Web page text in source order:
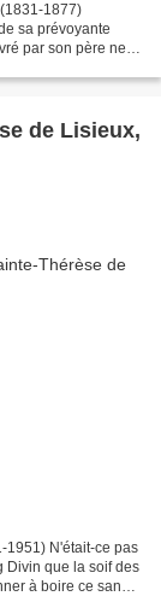
1877)
sa prévoyante
par son père ne
de Lisieux,
1951) N'était-ce pas
Divin que la soif des
à boire ce sang